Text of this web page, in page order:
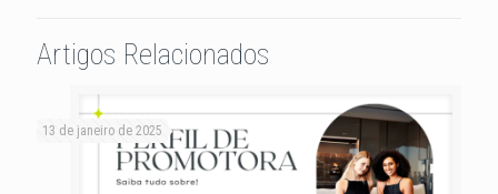
Artigos Relacionados
13 de janeiro de 2025